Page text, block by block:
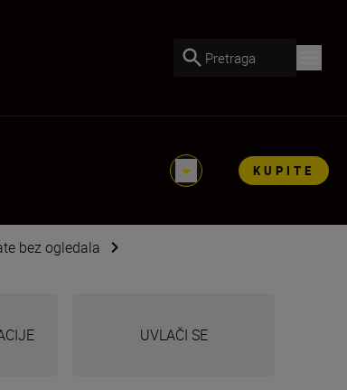
Pretraga
KUPITE
bez ogledala
UVLAČI SE